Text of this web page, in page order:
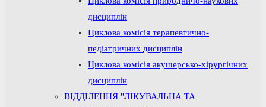
дисциплін
Циклова комісія терапевтично-
педіатричних дисциплін
Циклова комісія акушерсько-хірургічних
дисциплін
ВІДДІЛЕННЯ "ЛІКУВАЛЬНА ТА